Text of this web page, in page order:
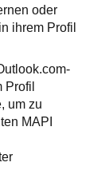
oder
ihrem Profil
Profil
um zu
MAPI